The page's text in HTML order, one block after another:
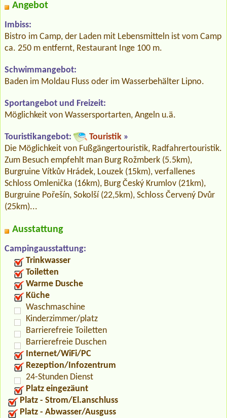
Angebot
Imbiss:
Bistro im Camp, der Laden mit Lebensmitteln ist vom Camp
ca. 250 m entfernt, Restaurant Inge 100 m.
Schwimmangebot:
Baden im Moldau Fluss oder im Wasserbehälter Lipno.
Sportangebot und Freizeit:
Möglichkeit von Wassersportarten, Angeln u.ä.
Touristikangebot: Touristik »
Die Möglichkeit von Fußgängertouristik, Radfahrertouristik.
Zum Besuch empfehlt man Burg Rožmberk (5.5km),
Burgruine Vítkův Hrádek, Louzek (15km), verfallenes
Schloss Omlenička (16km), Burg Český Krumlov (21km),
Burgruine Pořešín, Sokolší (22,5km), Schloss Červený Dvůr
(25km)...
Ausstattung
Campingausstattung:
Trinkwasser
Toiletten
Warme Dusche
Küche
Waschmaschine
Kinderzimmer/platz
Barrierefreie Toiletten
Barrierefreie Duschen
Internet/WiFi/PC
Rezeption/Infozentrum
24-Stunden Dienst
Platz eingezäunt
Platz - Strom/El.anschluss
Platz - Abwasser/Ausguss